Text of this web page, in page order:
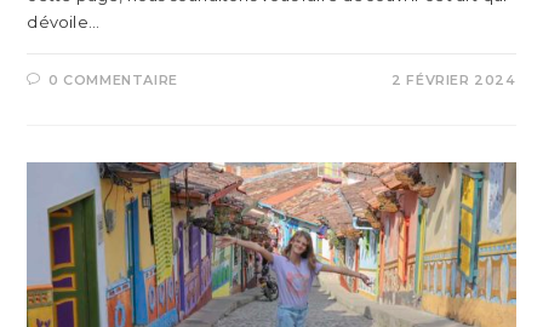
dévoile…
0 COMMENTAIRE 2 FÉVRIER 2024